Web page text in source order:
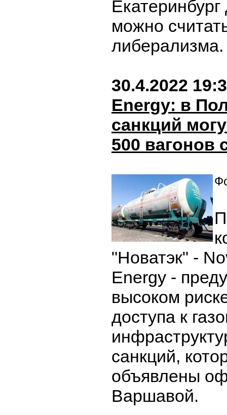
можно
30.4.2022
Energy: в
санкций
500 вагонов
"Новатэк" -
Energy -
высоком
доступа к
санкций,
объявлены
Варшавой.